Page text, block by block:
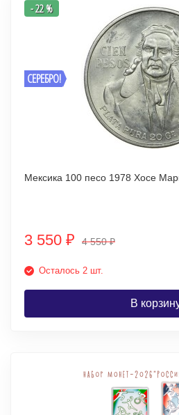
СЕРЕБРО!
- 22 %
3 550 ₽ 4 550₽
Осталось 2 шт.
В